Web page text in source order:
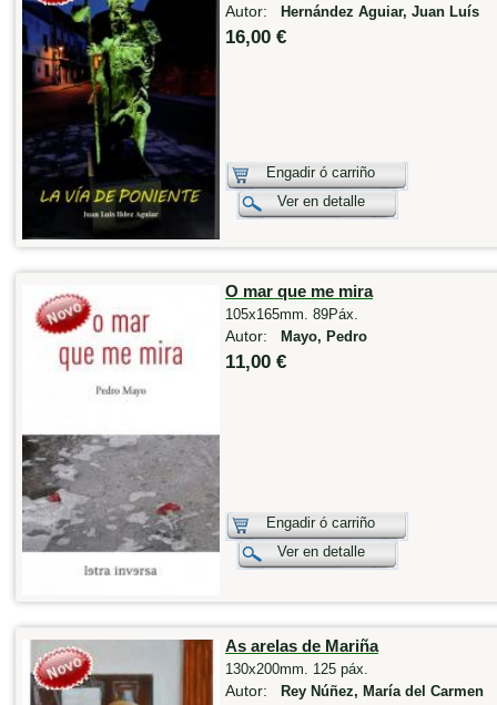
Autor: Hernández Aguiar, Juan Luís
16,00 €
Engadir ó carriño
Ver en detalle
O mar que me mira
105x165mm. 89Páx.
Autor: Mayo, Pedro
11,00 €
Engadir ó carriño
Ver en detalle
As arelas de Mariña
130x200mm. 125 páx.
Autor: Rey Núñez, María del Carmen